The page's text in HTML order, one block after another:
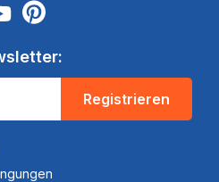
Registrieren